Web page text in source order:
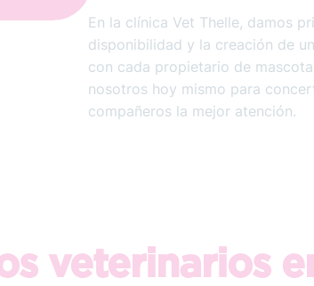
En la clínica Vet Thelle, damos
disponibilidad y la creación de
con cada propietario de
nosotros hoy mismo para
compañeros la mejor atención.
veterinarios